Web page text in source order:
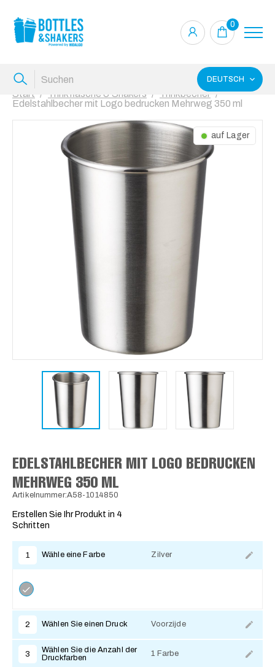
0
DEUTSCH
Start Trinkflasche & Shakers
Trinkbecher
Edelstahlbecher mit Logo bedrucken Mehrweg 350 ml
auf Lager
EDELSTAHLBECHER MIT LOGO BEDRUCKEN
MEHRWEG 350 ML
Artikelnummer:A58-1014850
Erstellen Sie Ihr Produkt in 4
Schritten
1 Wähle eine Farbe Zilver
2 Wählen Sie einen Druck Voorzijde
3
Wählen Sie die Anzahl der
Druckfarben
1 Farbe